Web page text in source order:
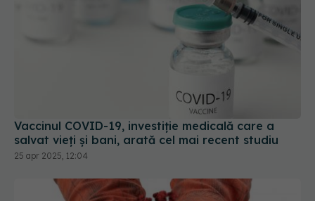
Vaccinul COVID-19, investiție medicală care a
salvat vieți și bani, arată cel mai recent studiu
25 apr 2025, 12:04